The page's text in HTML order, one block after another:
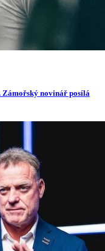
Zámořský novinář posílá